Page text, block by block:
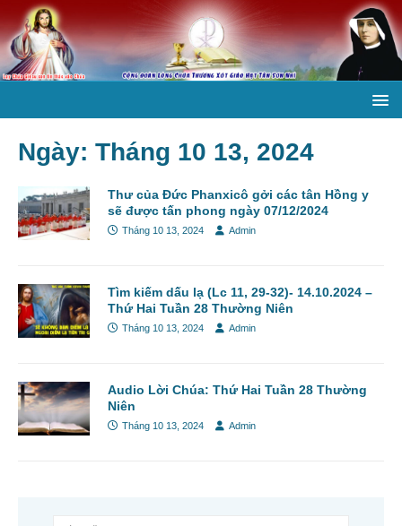
Ngày: Tháng 10 13, 2024
Thư của Đức Phanxicô gởi các tân Hồng y
sẽ được tấn phong ngày 07/12/2024
Tháng 10 13, 2024 Admin
Tìm kiếm dấu lạ (Lc 11, 29-32)- 14.10.2024 –
Thứ Hai Tuần 28 Thường Niên
Tháng 10 13, 2024 Admin
Audio Lời Chúa: Thứ Hai Tuần 28 Thường
Niên
Tháng 10 13, 2024 Admin